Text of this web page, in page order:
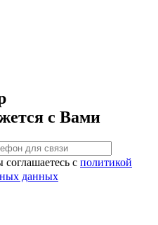
с Вами
соглашаетесь с политикой
данных